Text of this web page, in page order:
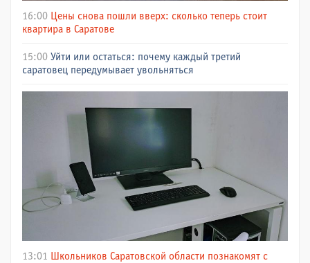
16:00 Цены снова пошли вверх: сколько теперь стоит
квартира в Саратове
15:00 Уйти или остаться: почему каждый третий
саратовец передумывает увольняться
13:01
Школьников Саратовской области познакомят с